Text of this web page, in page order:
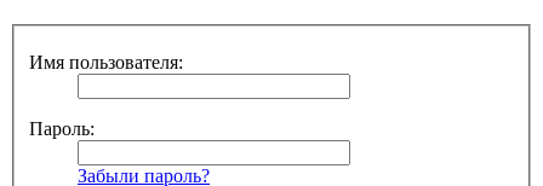
Имя пользователя:
Пароль:
Забыли пароль?